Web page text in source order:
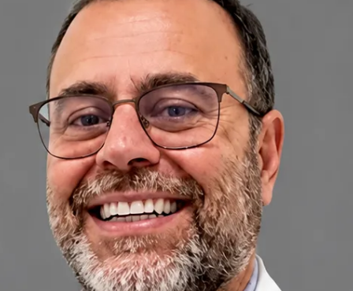
Dr Egas Moura — Paediatrician, Global Health Portugal Dr Egas
Moura — Paediatrician at Global Health Portugal. Book an
online video consultation.
++